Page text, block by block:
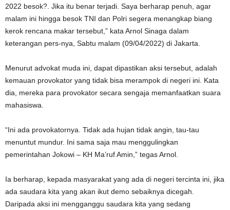
2022 besok?. Jika itu benar terjadi. Saya berharap penuh, agar
malam ini hingga besok TNI dan Polri segera menangkap biang
kerok rencana makar tersebut,” kata Arnol Sinaga dalam
keterangan pers-nya, Sabtu malam (09/04/2022) di Jakarta.
Menurut advokat muda ini, dapat dipastikan aksi tersebut, adalah
kemauan provokator yang tidak bisa merampok di negeri ini. Kata
dia, mereka para provokator secara sengaja memanfaatkan suara
mahasiswa.
“Ini ada provokatornya. Tidak ada hujan tidak angin, tau-tau
menuntut mundur. Ini sama saja mau menggulingkan
pemerintahan Jokowi – KH Ma’ruf Amin,” tegas Arnol.
Ia berharap, kepada masyarakat yang ada di negeri tercinta ini, jika
ada saudara kita yang akan ikut demo sebaiknya dicegah.
Daripada aksi ini mengganggu saudara kita yang sedang